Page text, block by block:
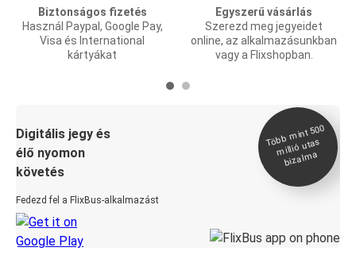
Biztonságos fizetés
Használ Paypal, Google Pay,
Visa és International
kártyákat
Egyszerű vásárlás
Szerezd meg jegyeidet
online, az alkalmazásunkban
vagy a Flixshopban.
Digitális jegy és
élő nyomon
követés
Fedezd fel a FlixBus-alkalmazást
Több
mint 500
millió utas
bizal
ma